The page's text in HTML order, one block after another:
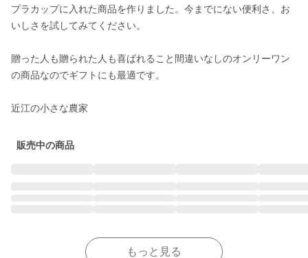
プラカップに入れた商品を作りました。今までにない便利さ、お
いしさを試してみてください。
贈った人も贈られた人も喜ばれること間違いなしのオンリーワン
の商品なのでギフトにも最適です。
近江の小さな農家
販売中の商品
もっと見る